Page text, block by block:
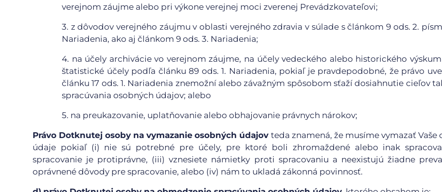
verejnom záujme alebo pri výkone verejnej moci zverenej Prevádzkovateľovi;
3. z dôvodov verejného záujmu v oblasti verejného zdravia v súlade s článkom 9 ods. 2.
Nariadenia, ako aj článkom 9 ods. 3. Nariadenia;
4. na účely archivácie vo verejnom záujme, na účely vedeckého alebo historického
štatistické účely podľa článku 89 ods. 1. Nariadenia, pokiaľ je pravdepodobné, že právo
článku 17 ods. 1. Nariadenia znemožní alebo závažným spôsobom sťaží dosiahnutie cieľov
spracúvania osobných údajov; alebo
5. na preukazovanie, uplatňovanie alebo obhajovanie právnych nárokov;
Právo Dotknutej osoby na vymazanie osobných údajov teda znamená, že musíme vymazať Vaše
údaje pokiaľ (i) nie sú potrebné pre účely, pre ktoré boli zhromaždené alebo inak
spracovanie je protiprávne, (iii) vznesiete námietky proti spracovaniu a neexistujú žiadne
oprávnené dôvody pre spracovanie, alebo (iv) nám to ukladá zákonná povinnosť.